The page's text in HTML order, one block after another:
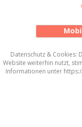
Datenschutz & Cookies:
Website weiterhin nutzt,
Informationen unter